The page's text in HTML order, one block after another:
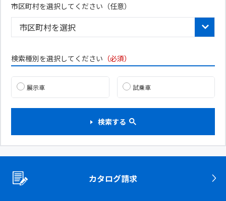
市区町村を選択してください（任意）
検索種別を選択してください （必須）
展示車 試乗車
検索する
カタログ請求